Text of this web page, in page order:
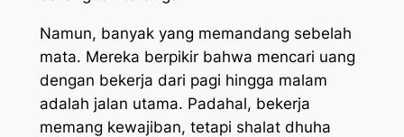
Namun, banyak yang memandang sebelah
mata. Mereka berpikir bahwa mencari uang
dengan bekerja dari pagi hingga malam
adalah jalan utama. Padahal, bekerja
memang kewajiban, tetapi shalat dhuha